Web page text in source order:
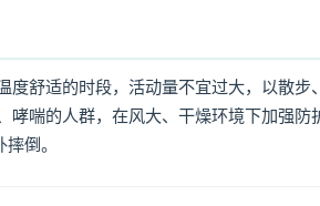
舒适的时段，活动量不宜过大，以散步
哮喘的人群，在风大、干燥环境下加强
倒。